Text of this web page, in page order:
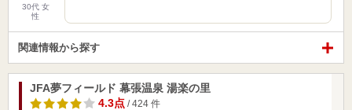
30代 女
性
関連情報から探す
JFA夢フィールド 幕張温泉 湯楽の里
4.3点 / 424 件